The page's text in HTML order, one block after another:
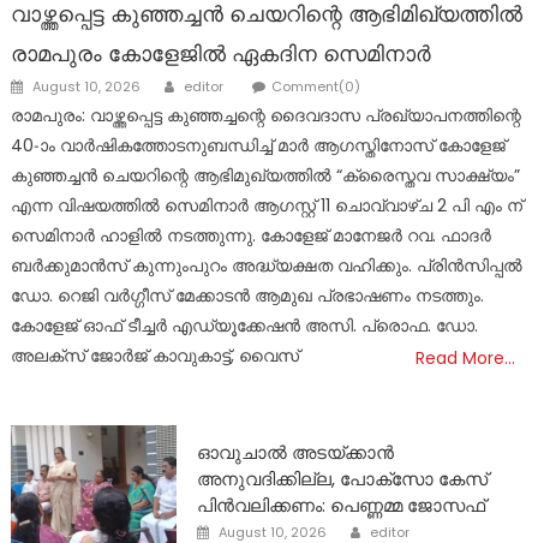
വാഴ്ത്തപ്പെട്ട കുഞ്ഞച്ചൻ ചെയറിന്റെ ആഭിമിഖ്യത്തിൽ
രാമപുരം കോളേജിൽ ഏകദിന സെമിനാർ
Posted
August 10, 2026 Author
editor Comment(0)
രാമപുരം: വാഴ്ത്തപ്പെട്ട കുഞ്ഞച്ചന്റെ ദൈവദാസ പ്രഖ്യാപനത്തിന്റെ
40-ാം വാർഷികത്തോടനുബന്ധിച്ച് മാർ ആഗസ്തിനോസ് കോളേജ്
കുഞ്ഞച്ചൻ ചെയറിന്റെ ആഭിമുഖ്യത്തിൽ “ക്രൈസ്തവ സാക്ഷ്യം”
എന്ന വിഷയത്തിൽ സെമിനാർ ആഗസ്റ്റ് 11 ചൊവ്വാഴ്ച 2 പി എം ന്
സെമിനാർ ഹാളിൽ നടത്തുന്നു. കോളേജ് മാനേജർ റവ. ഫാദർ
ബർക്കുമാൻസ് കുന്നുംപുറം അദ്ധ്യക്ഷത വഹിക്കും. പ്രിൻസിപ്പൽ
ഡോ. റെജി വർഗ്ഗീസ് മേക്കാടൻ ആമുഖ പ്രഭാഷണം നടത്തും.
കോളേജ് ഓഫ് ടീച്ചർ എഡ്യൂക്കേഷൻ അസി. പ്രൊഫ. ഡോ.
അലക്സ് ജോർജ് കാവുകാട്ട്, വൈസ്
Read More…
ഓവുചാൽ അടയ്ക്കാൻ
അനുവദിക്കില്ല, പോക്സോ കേസ്
പിൻവലിക്കണം: പെണ്ണമ്മ ജോസഫ്
Posted
August 10, 2026 Author
editor